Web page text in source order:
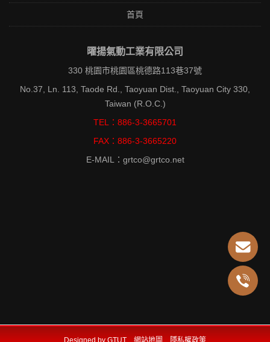
首頁
曜揚氣動工業有限公司
330 桃園市桃園區桃德路113巷37號
No.37, Ln. 113, Taode Rd., Taoyuan Dist., Taoyuan City 330,
Taiwan (R.O.C.)
TEL：886-3-3665701
FAX：886-3-3665220
E-MAIL：grtco@grtco.net
Designed by GTUT 網站地圖 隱私權政策